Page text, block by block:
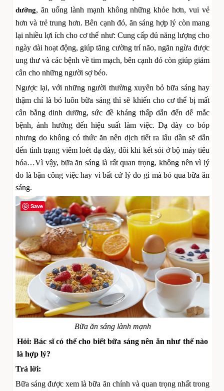
dưỡng, ăn uống lành mạnh không những khỏe hơn, vui vẻ
hơn và trẻ trung hơn. Bên cạnh đó, ăn sáng hợp lý còn mang
lại nhiều lợi ích cho cơ thể như: Cung cấp đủ năng lượng cho
ngày dài hoạt động, giúp tăng cường trí não, ngăn ngừa được
ung thư và các bệnh về tim mạch, bên cạnh đó còn giúp giảm
cân cho những người sợ béo.
Ngược lại, với những người thường xuyên bỏ bữa sáng hay
thậm chí là bỏ luôn bữa sáng thì sẽ khiến cho cơ thể bị mất
cân bằng dinh dưỡng, sức đề kháng thấp dẫn đến dễ mắc
bệnh, ảnh hưởng đến hiệu suất làm việc. Dạ dày co bóp
nhưng do không có thức ăn nên dịch tiết ra lâu dần sẽ dẫn
đến tình trạng viêm loét dạ dày, đôi khi kết sỏi ở bộ máy tiêu
hóa…Vì vậy, bữa ăn sáng là rất quan trọng, không nên vì lý
do là bận công việc hay vì bất cứ lý do gì mà bỏ qua bữa ăn
sáng.
Bữa ăn sáng lành mạnh
Hỏi: Bác sĩ có thể cho biết bữa sáng nên ăn như thế nào
là hợp lý?
Trả lời:
Bữa sáng được xem là bữa ăn chính và quan trọng nhất trong
Save